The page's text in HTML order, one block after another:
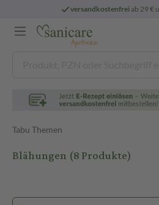
versandkostenfreiab 29 €
Tabu Themen
Blähungen (8 Produkte)